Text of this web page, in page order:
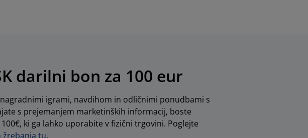
darilni bon za 100 eur
igrami, navdihom in odličnimi ponudbami s
s prejemanjem marketinških informacij, boste
ki ga lahko uporabite v fizični trgovini. Poglejte
žrebanja tu.